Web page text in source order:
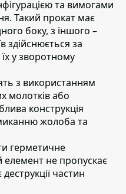
та вимогами
Такий прокат має
боку, з іншого –
здійснюється за
у зворотному
з використанням
молотків або
конструкція
жолоба та
герметичне
елемент не пропускає
частин